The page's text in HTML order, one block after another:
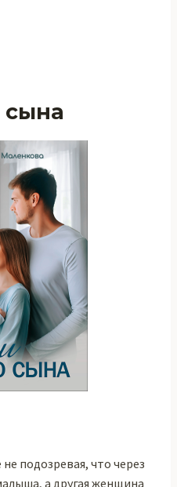
сына
подозревая, что через
а другая женщина